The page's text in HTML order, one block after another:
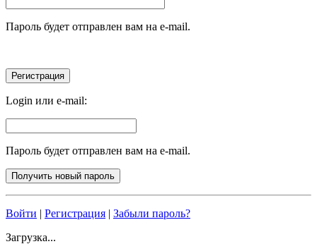
Пароль будет отправлен вам на e-mail.
Login или e-mail:
Пароль будет отправлен вам на e-mail.
Войти | Регистрация | Забыли пароль?
Загрузка...